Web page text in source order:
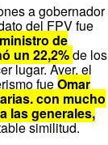
a gobernador
del FPV fue
de
un 22,2%de los
lugar. Ayer, el
fueOmar
con mucho
las generales,
similitud.